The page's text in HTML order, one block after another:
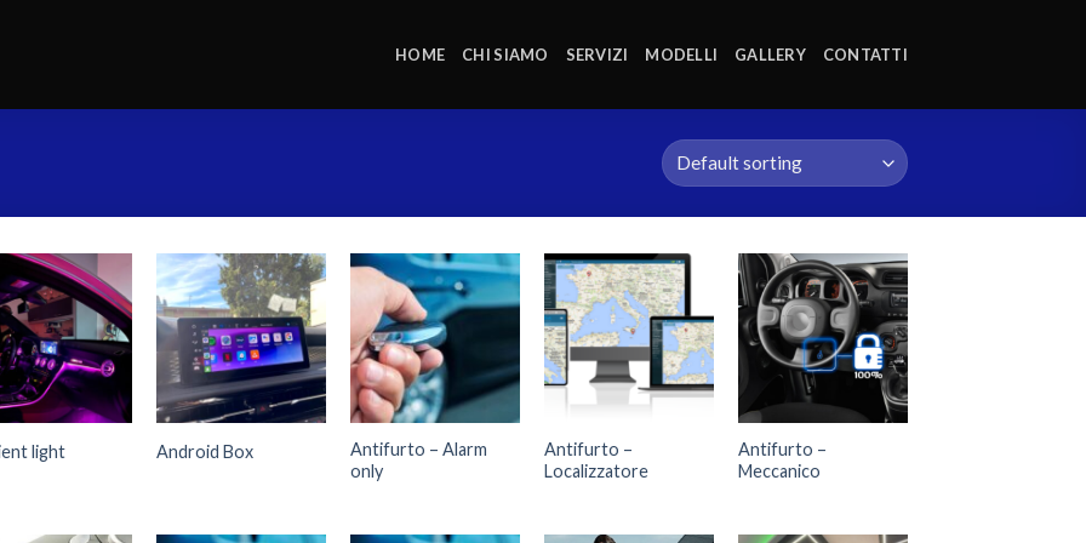
HOME CHI SIAMO SERVIZI MODELLI GALLERY CONTATTI
light Android Box
Antifurto – Alarm
only
Antifurto –
Localizzatore
Antifurto –
Meccanico